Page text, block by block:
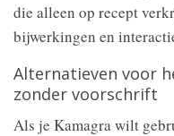
die alleen op recept
bijwerkingen en
Alternatieven voor
zonder voorschrift
Als je Kamagra wilt